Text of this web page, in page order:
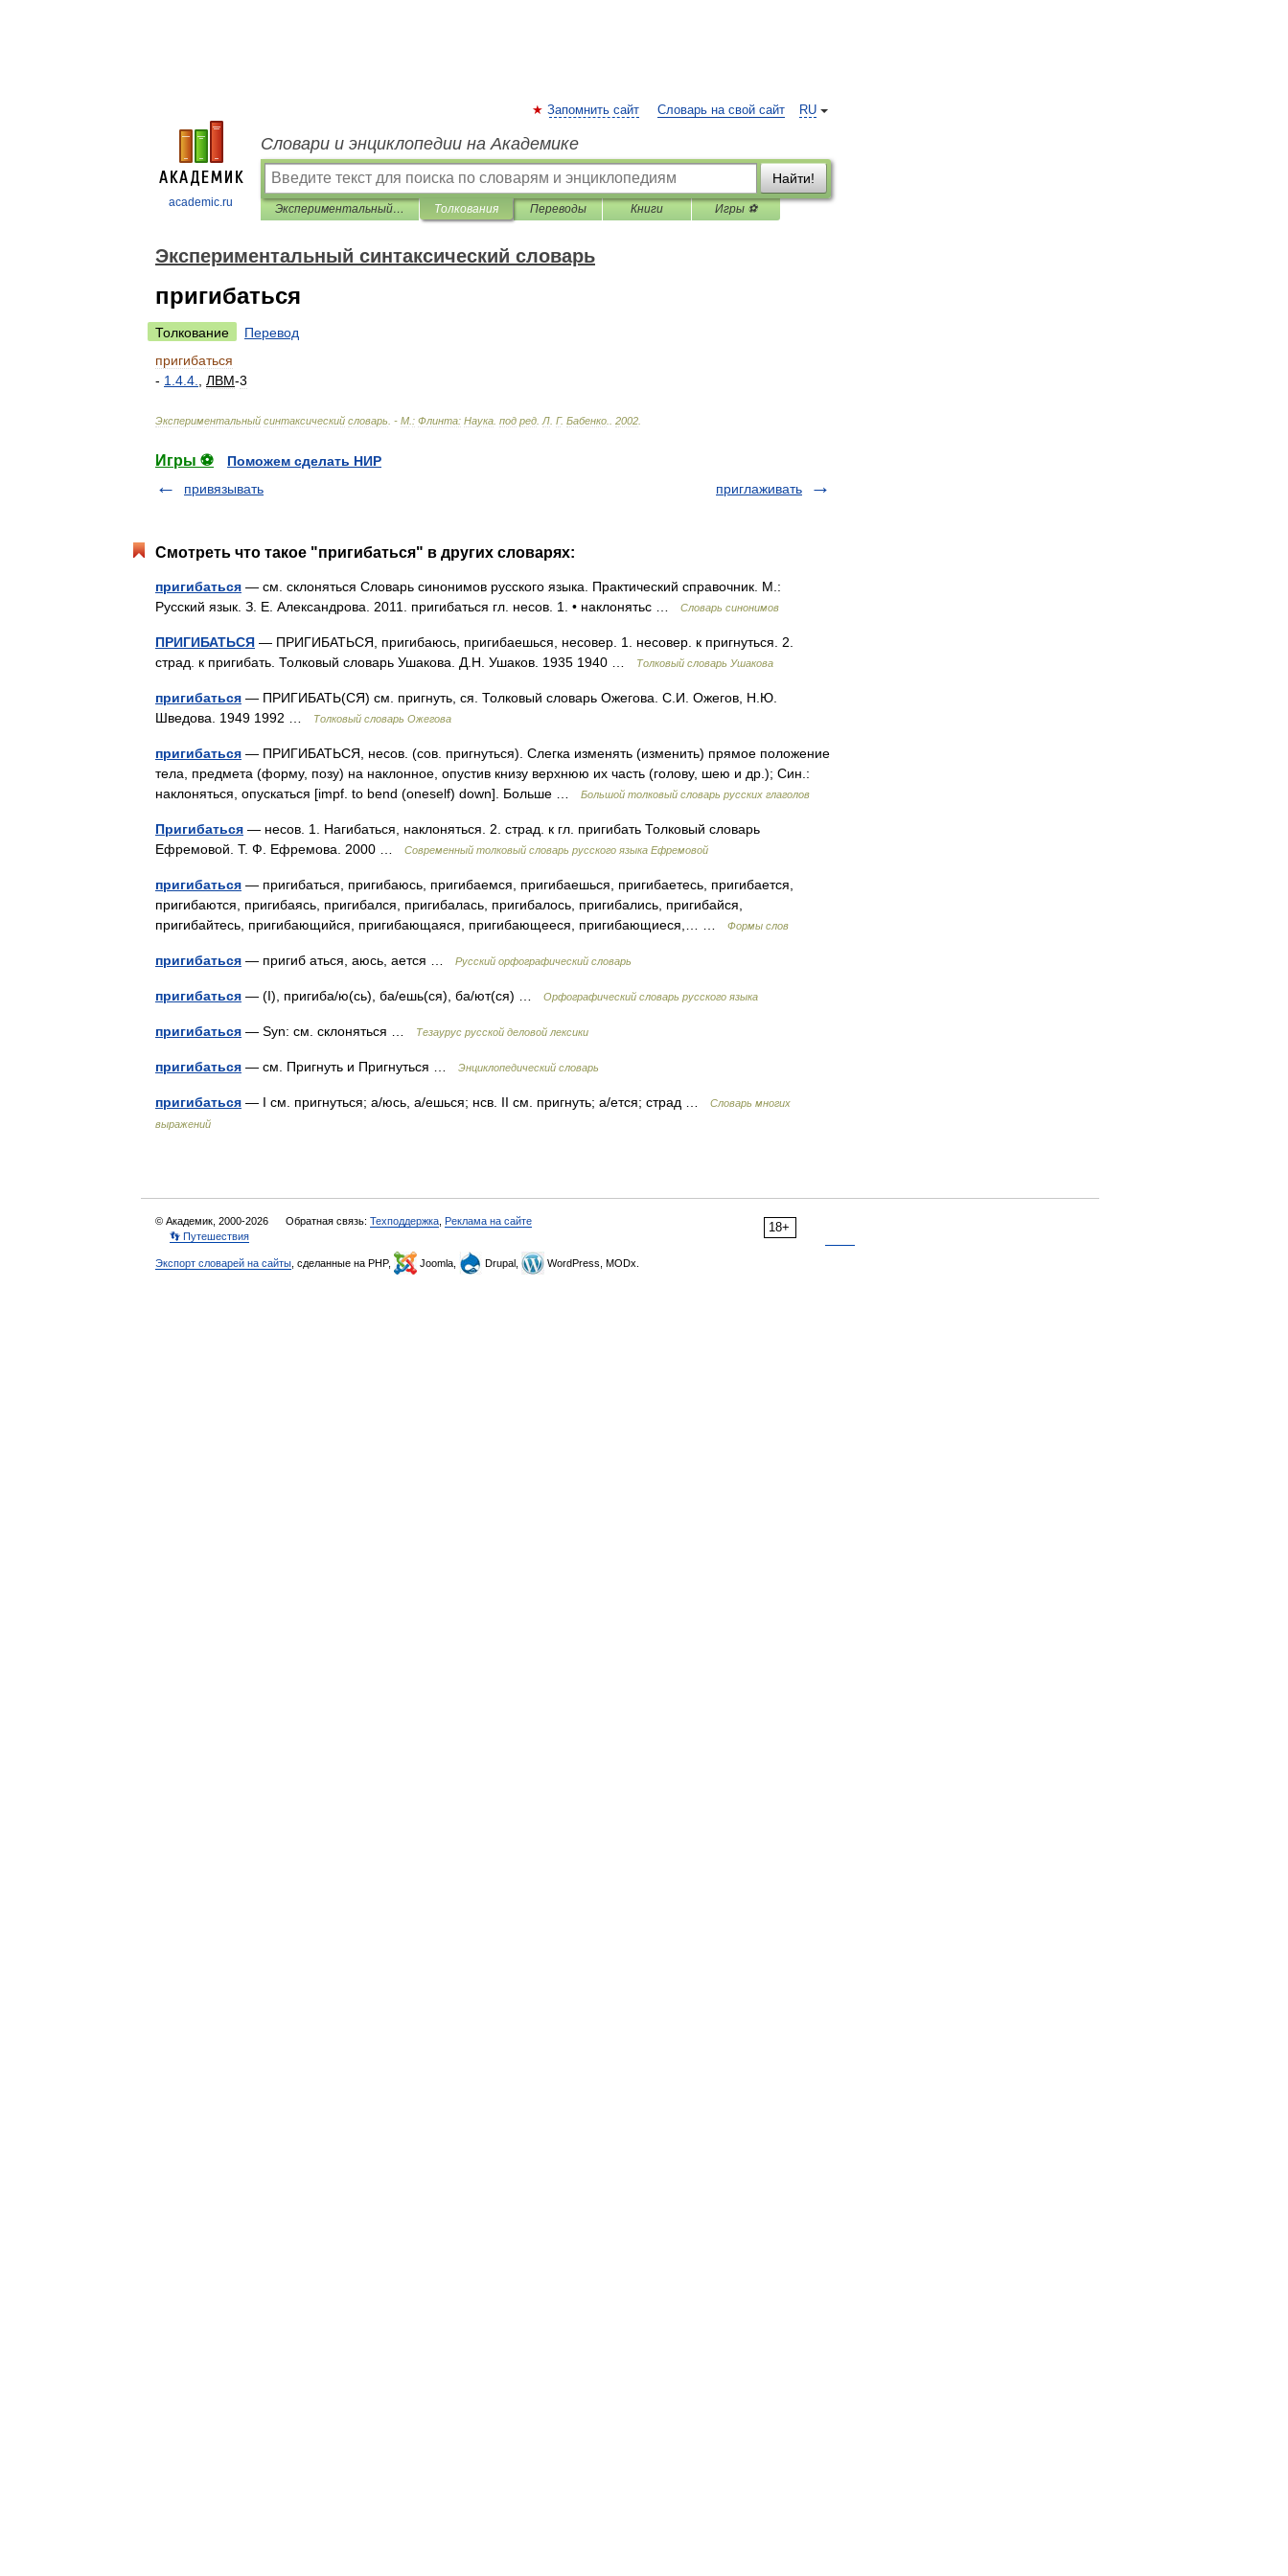
academic.ru
RU
Запомнить сайт Словарь на свой сайт
Словари и энциклопедии на Академике
Найти!
Экспериментальный синтаксический словарь Толкования Переводы Книги Игры ⚽
Экспериментальный синтаксический словарь
пригибаться
Толкование
Перевод
пригибаться
- 1 4 4 ЛВМ-3
Экспериментальный синтаксический словарь . - М : Флинта: Наука под ред Л Г. Бабенко 2002
Игры ⚽
Поможем сделать НИР
привязывать
приглаживать
Смотреть что такое "пригибаться" в других словарях:
пригибаться — см. склоняться Словарь синонимов русского языка. Практический справочник. М.:
Русский язык. З. Е. Александрова. 2011. пригибаться гл. несов. 1. • наклонятьс …
Словарь синонимов
ПРИГИБАТЬСЯ — ПРИГИБАТЬСЯ, пригибаюсь, пригибаешься, несовер. 1. несовер. к пригнуться. 2.
страд. к пригибать. Толковый словарь Ушакова. Д.Н. Ушаков. 1935 1940 …
Толковый словарь Ушакова
пригибаться — ПРИГИБАТЬ(СЯ) см. пригнуть, ся. Толковый словарь Ожегова. С.И. Ожегов, Н.Ю.
Шведова. 1949 1992 …
Толковый словарь Ожегова
пригибаться — ПРИГИБАТЬСЯ, несов. (сов. пригнуться). Слегка изменять (изменить) прямое положение
тела, предмета (форму, позу) на наклонное, опустив книзу верхнюю их часть (голову, шею и др.); Син.:
наклоняться, опускаться [impf. to bend (oneself) down]. Больше …
Большой толковый словарь русских глаголов
Пригибаться — несов. 1. Нагибаться, наклоняться. 2. страд. к гл. пригибать Толковый словарь
Ефремовой. Т. Ф. Ефремова. 2000 …
Современный толковый словарь русского языка Ефремовой
пригибаться — пригибаться, пригибаюсь, пригибаемся, пригибаешься, пригибаетесь, пригибается,
пригибаются, пригибаясь, пригибался, пригибалась, пригибалось, пригибались, пригибайся,
пригибайтесь, пригибающийся, пригибающаяся, пригибающееся, пригибающиеся,… …
Формы слов
пригибаться — пригиб аться, аюсь, ается … Русский орфографический словарь
пригибаться — (I), пригиба/ю(сь), ба/ешь(ся), ба/ют(ся) … Орфографический словарь русского языка
пригибаться — Syn: см. склоняться … Тезаурус русской деловой лексики
пригибаться — см. Пригнуть и Пригнуться … Энциклопедический словарь
пригибаться — I см. пригнуться; а/юсь, а/ешься; нсв. II см. пригнуть; а/ется; страд …
Словарь многих
выражений
18+
© Академик, 2000-2026 Обратная связь: Техподдержка Реклама на сайте
👣 Путешествия
Экспорт словарей на сайты , сделанные на PHP, Joomla, Drupal, WordPress, MODx.